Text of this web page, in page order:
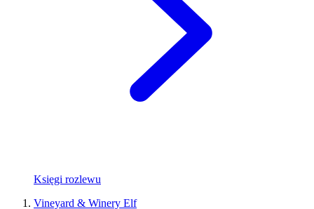
Księgi rozlewu
Vineyard & Winery Elf